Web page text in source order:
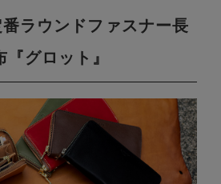
ラウンドファスナー長
『グロット』